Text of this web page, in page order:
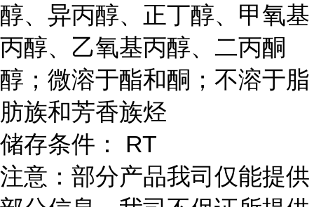
醇、异丙醇、正丁醇、甲氧基
丙醇、乙氧基丙醇、二丙酮
醇；微溶于酯和酮；不溶于脂
肪族和芳香族烃
储存条件： RT
注意：部分产品我司仅能提供